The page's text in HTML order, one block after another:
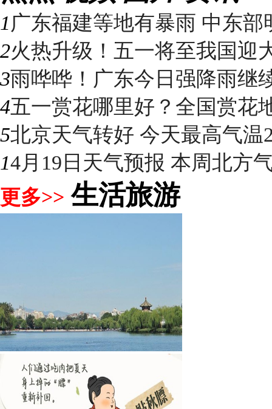
1 广东福建等地有暴雨 中东部
2火热升级！五一将至我国迎
3雨哗哗！广东今日强降雨继
4五一赏花哪里好？全国赏花
5北京天气转好 今天最高气
14月19日天气预报 本周北方
更多>> 生活旅游